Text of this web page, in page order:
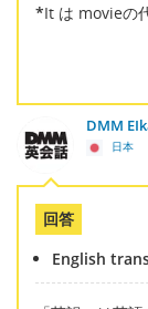
*It は movieの
DMM
日本
回答
English